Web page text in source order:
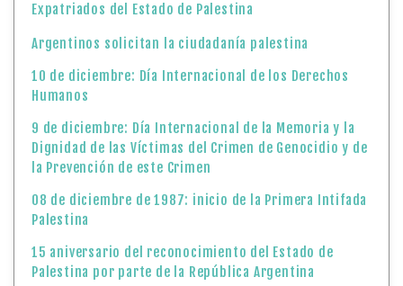
Expatriados del Estado de Palestina
Argentinos solicitan la ciudadanía palestina
10 de diciembre: Día Internacional de los Derechos
Humanos
9 de diciembre: Día Internacional de la Memoria y la
Dignidad de las Víctimas del Crimen de Genocidio y de
la Prevención de este Crimen
08 de diciembre de 1987: inicio de la Primera Intifada
Palestina
15 aniversario del reconocimiento del Estado de
Palestina por parte de la República Argentina